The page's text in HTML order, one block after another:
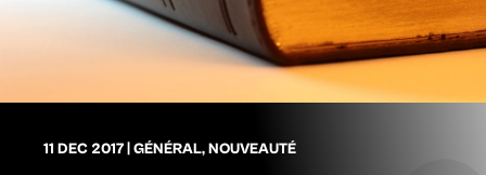
11 DEC 2017 GÉNÉRAL,NOUVEAUTÉ